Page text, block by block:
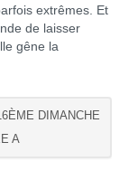
extrêmes. Et
de laisser
gêne la
DIMANCHE
A